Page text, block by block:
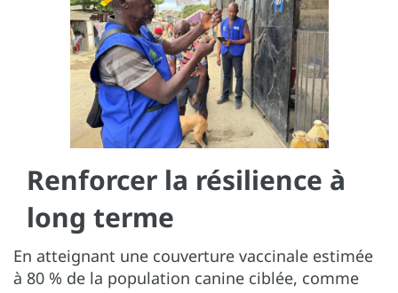
Renforcer la résilience à
long terme
En atteignant une couverture vaccinale estimée
à 80 % de la population canine ciblée, comme